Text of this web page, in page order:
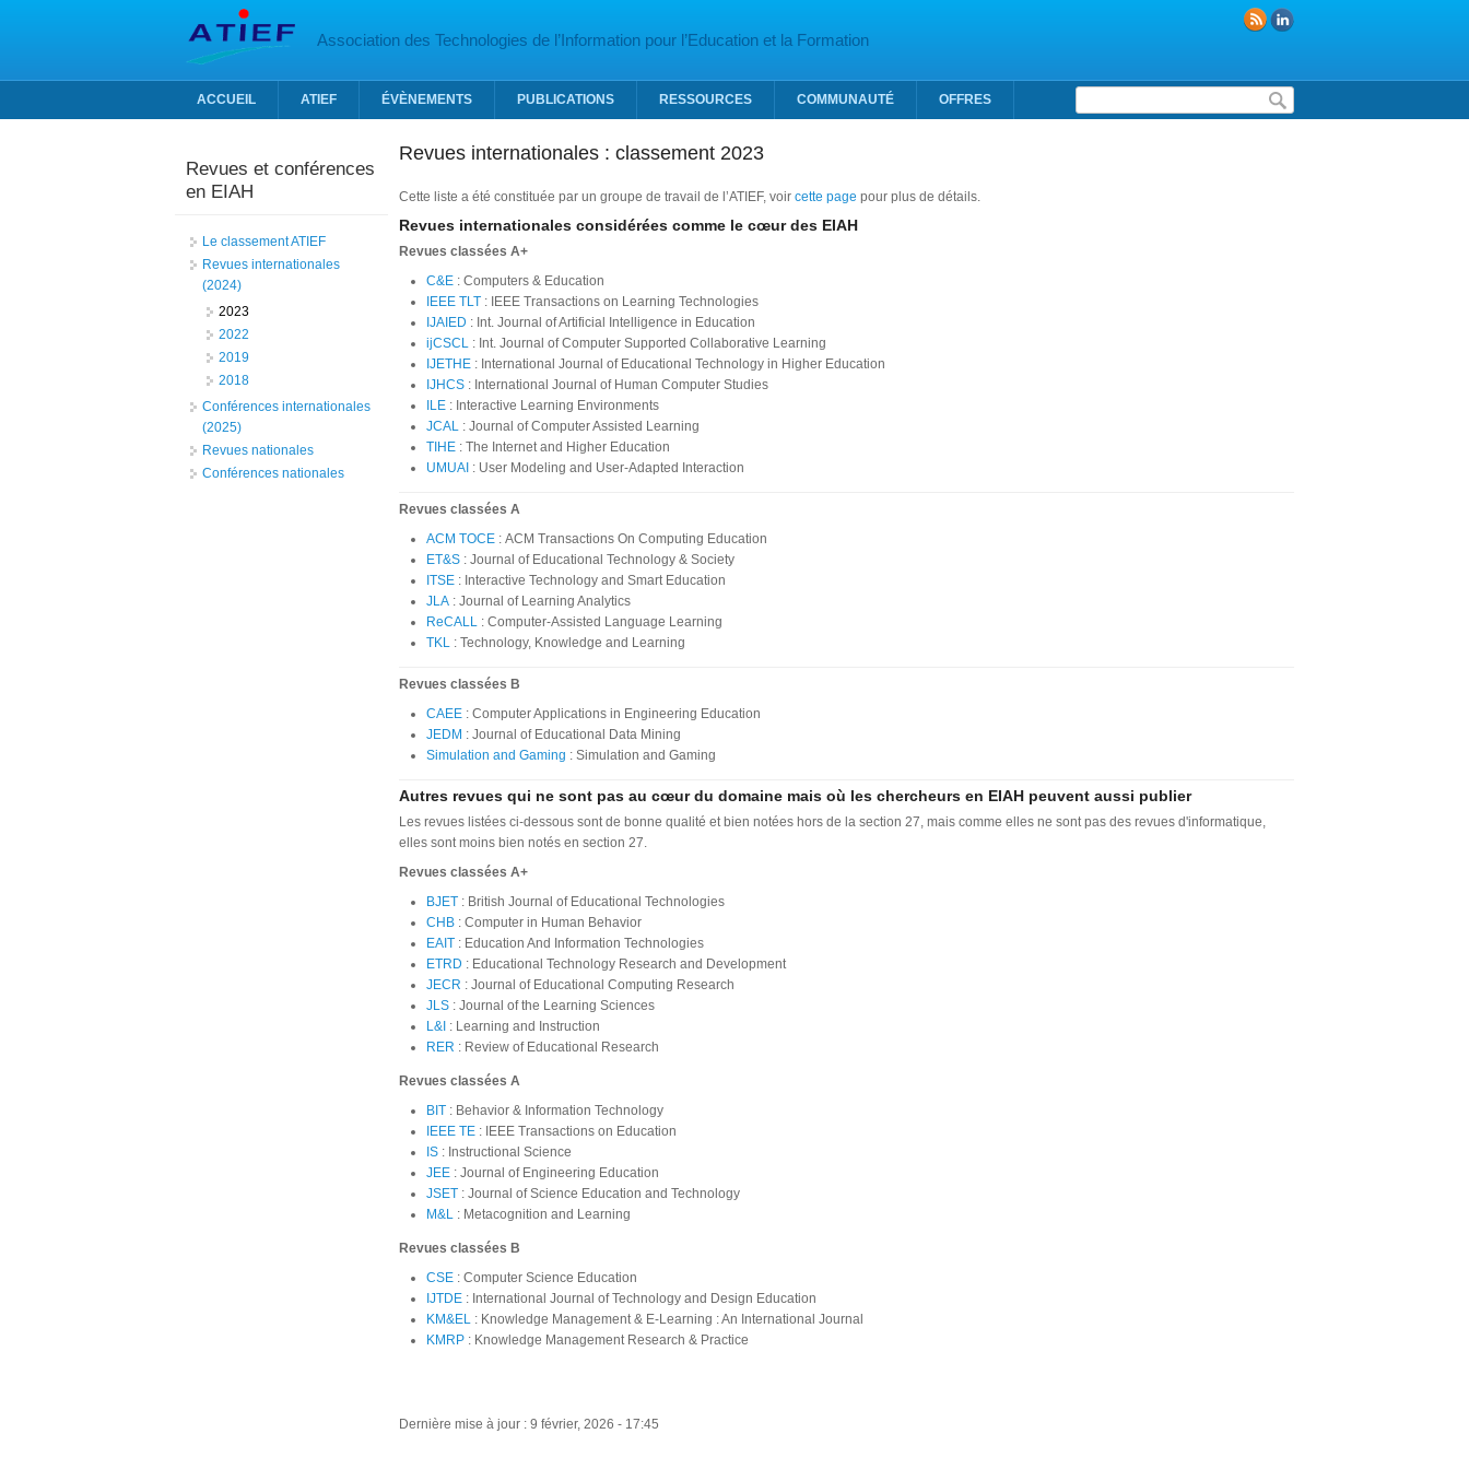
Association des Technologies de l’Information pour l’Education et la Formation
Formulaire de recherche
ACCUEIL ATIEF ÉVÈNEMENTS PUBLICATIONS RESSOURCES COMMUNAUTÉ OFFRES
Revues internationales : classement 2023
Cette liste a été constituée par un groupe de travail de l’ATIEF, voir cette page pour plus de détails.
Revues internationales considérées comme le cœur des EIAH
Revues classées A+
C&E: Computers & Education
IEEE TLT: IEEE Transactions on Learning Technologies
IJAIED : Int. Journal of Artificial Intelligence in Education
ijCSCL: Int. Journal of Computer Supported Collaborative Learning
IJETHE: International Journal of Educational Technology in Higher Education
IJHCS: International Journal of Human Computer Studies
ILE: Interactive Learning Environments
JCAL: Journal of Computer Assisted Learning
TIHE: The Internet and Higher Education
UMUAI : User Modeling and User-Adapted Interaction
Revues classées A
ACM TOCE: ACM Transactions On Computing Education
ET&S: Journal of Educational Technology & Society
ITSE: Interactive Technology and Smart Education
JLA: Journal of Learning Analytics
ReCALL: Computer-Assisted Language Learning
TKL: Technology, Knowledge and Learning
Revues classées B
CAEE: Computer Applications in Engineering Education
JEDM : Journal of Educational Data Mining
Simulation and Gaming : Simulation and Gaming
Autres revues qui ne sont pas au cœur du domaine mais où les chercheurs en EIAH peuvent aussi publier
Les revues listées ci-dessous sont de bonne qualité et bien notées hors de la section 27, mais comme elles ne sont pas des revues d'informatique,
elles sont moins bien notés en section 27.
Revues classées A+
BJET: British Journal of Educational Technologies
CHB: Computer in Human Behavior
EAIT: Education And Information Technologies
ETRD : Educational Technology Research and Development
JECR : Journal of Educational Computing Research
JLS: Journal of the Learning Sciences
L&I : Learning and Instruction
RER : Review of Educational Research
Revues classées A
BIT: Behavior & Information Technology
IEEE TE: IEEE Transactions on Education
IS: Instructional Science
JEE: Journal of Engineering Education
JSET: Journal of Science Education and Technology
M&L: Metacognition and Learning
Revues classées B
CSE: Computer Science Education
IJTDE: International Journal of Technology and Design Education
KM&EL: Knowledge Management & E-Learning : An International Journal
KMRP: Knowledge Management Research & Practice
Dernière mise à jour : 9 février, 2026 - 17:45
Revues et conférences
en EIAH
Le classement ATIEF
Revues internationales
(2024)
2023
2022
2019
2018
Conférences internationales
(2025)
Revues nationales
Conférences nationales